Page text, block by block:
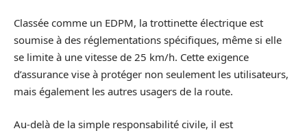
Classée comme un EDPM, la trottinette électrique est
soumise à des réglementations spécifiques, même si elle
se limite à une vitesse de 25 km/h. Cette exigence
d’assurance vise à protéger non seulement les utilisateurs,
mais également les autres usagers de la route.
Au-delà de la simple responsabilité civile, il est